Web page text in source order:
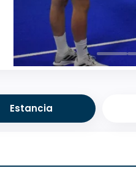
Estancia